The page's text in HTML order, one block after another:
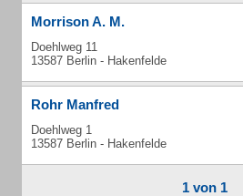
Morrison A. M.
Doehlweg 11
13587 Berlin - Hakenfelde
Rohr Manfred
Doehlweg 1
13587 Berlin - Hakenfelde
1 von 1